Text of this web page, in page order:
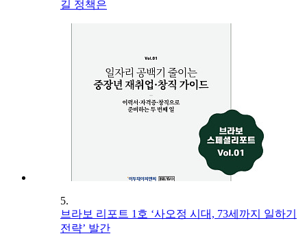
길 정책은
5.
브라보 리포트 1호 ‘사오정 시대, 73세까지 일하기
전략’ 발간